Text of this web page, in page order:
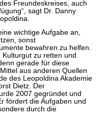
Freundeskreises, auch
sagt Dr. Danny
wichtige Aufgabe an,
sonst
bewahren zu helfen.
zu retten und
gerade für diese
aus anderen Quellen
des Leopoldina Akademie
Dietz. Der
2007 gegründet und
fördert die Aufgaben und
durch die